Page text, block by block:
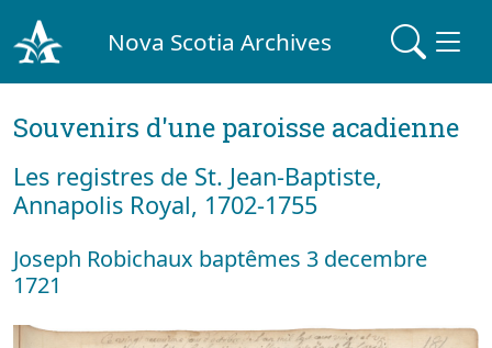
Nova Scotia Archives
Souvenirs d'une paroisse acadienne
Les registres de St. Jean-Baptiste,
Annapolis Royal, 1702-1755
Joseph Robichaux baptêmes 3 decembre
1721